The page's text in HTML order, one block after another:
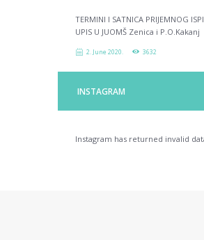
TERMINI I SATNICA PRIJEMNOG
UPIS U JUOMŠ Zenica i P.O.Kakanj
2. June 2020. 3632
INSTAGRAM
Instagram has returned invalid